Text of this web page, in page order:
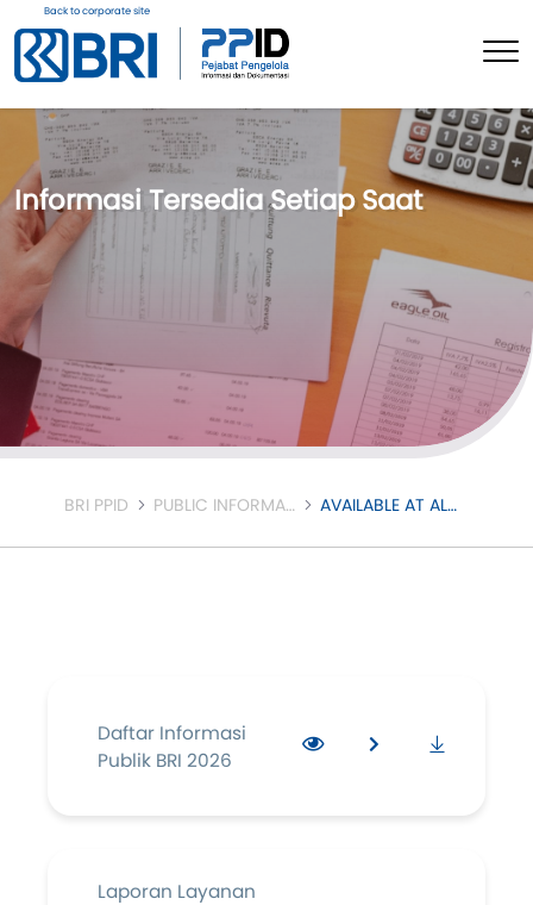
Back to corporate site
Informasi Tersedia Setiap Saat
BRI PPID PUBLIC INFORMATION AVAILABLE AT ALL TIMES
Daftar Informasi
Publik BRI 2026
Laporan Layanan